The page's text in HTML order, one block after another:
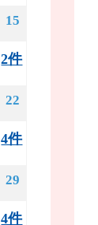
15
2件
22
4件
29
4件